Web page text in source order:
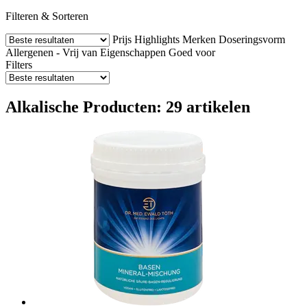
Filteren & Sorteren
Prijs Highlights Merken Doseringsvorm
Allergenen - Vrij van Eigenschappen Goed voor
Filters
Alkalische Producten: 29 artikelen